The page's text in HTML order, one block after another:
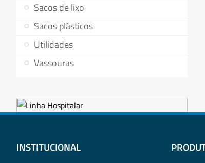
Sacos de lixo
Sacos plásticos
Utilidades
Vassouras
INSTITUCIONAL